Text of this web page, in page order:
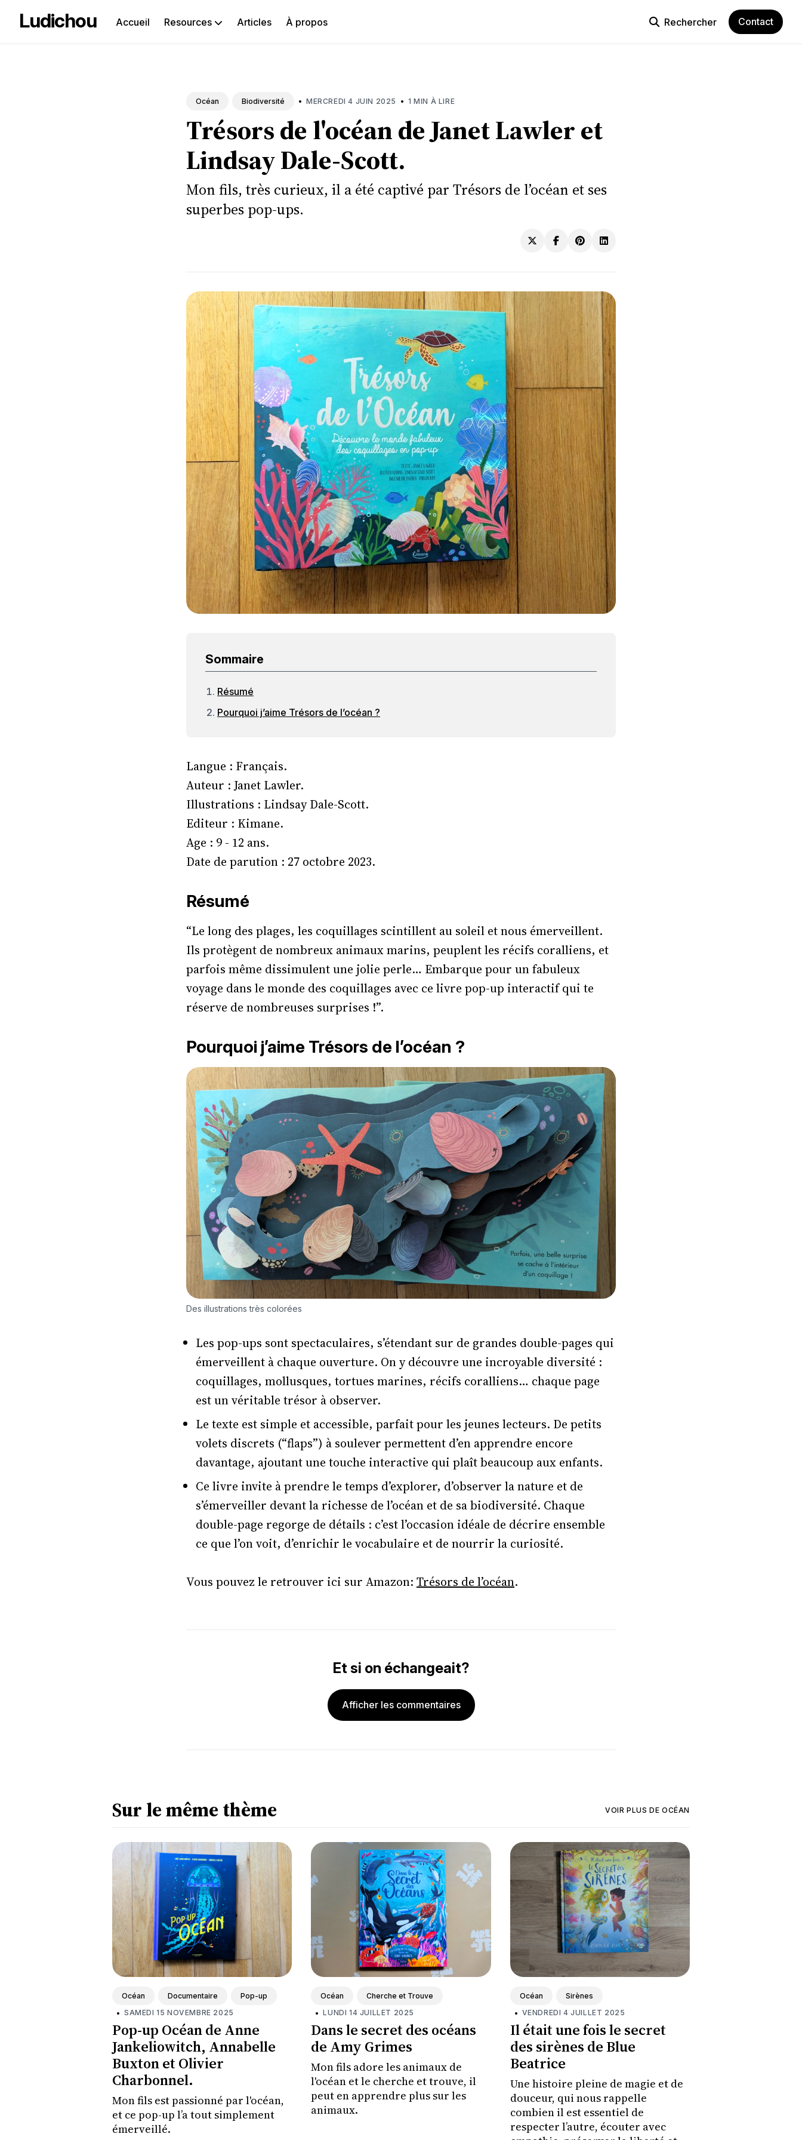
Ludichou Accueil Resources Articles À propos Rechercher Contact
le
Océan Biodiversité • MERCREDI 4 JUIN 2025 • 1 MIN À LIRE
Trésors de l'océan de Janet Lawler et
Lindsay Dale-Scott.
Mon fils, très curieux, il a été captivé par Trésors de l’océan et ses
superbes pop-ups.
Sommaire
Résumé
Pourquoi j’aime Trésors de l’océan ?
Langue : Français.
Auteur : Janet Lawler.
Illustrations : Lindsay Dale-Scott.
Editeur : Kimane.
Age : 9 - 12 ans.
Date de parution : 27 octobre 2023.
Résumé
“Le long des plages, les coquillages scintillent au soleil et nous émerveillent.
Ils protègent de nombreux animaux marins, peuplent les récifs coralliens, et
parfois même dissimulent une jolie perle… Embarque pour un fabuleux
voyage dans le monde des coquillages avec ce livre pop-up interactif qui te
réserve de nombreuses surprises !”.
Pourquoi j’aime Trésors de l’océan ?
Des illustrations très colorées
Les pop-ups sont spectaculaires, s’étendant sur de grandes double-pages qui
émerveillent à chaque ouverture. On y découvre une incroyable diversité :
coquillages, mollusques, tortues marines, récifs coralliens… chaque page
est un véritable trésor à observer.
Le texte est simple et accessible, parfait pour les jeunes lecteurs. De petits
volets discrets (“flaps”) à soulever permettent d’en apprendre encore
davantage, ajoutant une touche interactive qui plaît beaucoup aux enfants.
Ce livre invite à prendre le temps d’explorer, d’observer la nature et de
s’émerveiller devant la richesse de l’océan et de sa biodiversité. Chaque
double-page regorge de détails : c’est l’occasion idéale de décrire ensemble
ce que l’on voit, d’enrichir le vocabulaire et de nourrir la curiosité.
Vous pouvez le retrouver ici sur Amazon: Trésors de l’océan.
Et si on échangeait?
Afficher les commentaires
Sur le même thème VOIR PLUS DE OCÉAN
Océan Documentaire Pop-up
• SAMEDI 15 NOVEMBRE 2025
Pop-up Océan de Anne
Jankeliowitch, Annabelle
Buxton et Olivier
Charbonnel.
Mon fils est passionné par l'océan,
et ce pop-up l’a tout simplement
émerveillé.
Océan Cherche et Trouve
• LUNDI 14 JUILLET 2025
Dans le secret des océans
de Amy Grimes
Mon fils adore les animaux de
l'océan et le cherche et trouve, il
peut en apprendre plus sur les
animaux.
Océan Sirènes
• VENDREDI 4 JUILLET 2025
Il était une fois le secret
des sirènes de Blue
Beatrice
Une histoire pleine de magie et de
douceur, qui nous rappelle
combien il est essentiel de
respecter l’autre, écouter avec